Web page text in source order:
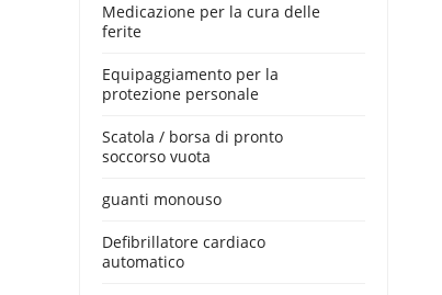
Medicazione per la cura delle
ferite
Equipaggiamento per la
protezione personale
Scatola / borsa di pronto
soccorso vuota
guanti monouso
Defibrillatore cardiaco
automatico